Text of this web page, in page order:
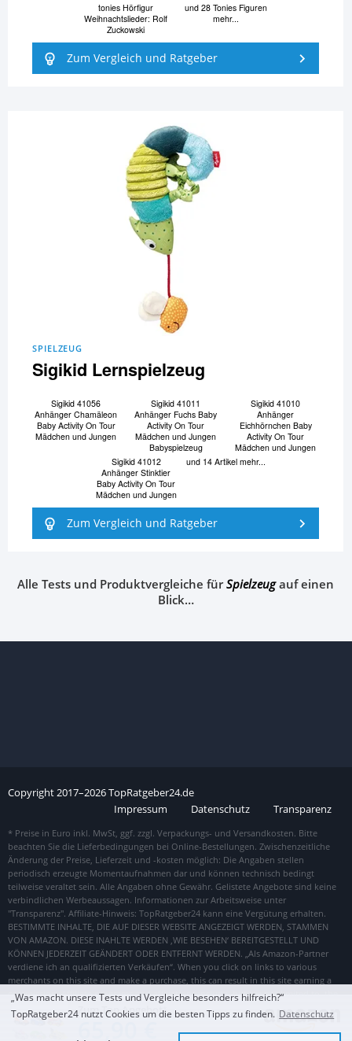
Zum Top Angebot
tonies Hörfigur
Weihnachtslieder: Rolf
Zuckowski
und 28 Tonies Figuren
mehr...
Zum Vergleich und Ratgeber
SPIELZEUG
Sigikid Lernspielzeug
Sigikid 41056
Anhänger Chamäleon
Baby Activity On Tour
Mädchen und Jungen
Sigikid 41011
Anhänger Fuchs Baby
Activity On Tour
Mädchen und Jungen
Babyspielzeug
Sigikid 41010
Anhänger
Eichhörnchen Baby
Activity On Tour
Mädchen und Jungen
Sigikid 41012
Anhänger Stinktier
Baby Activity On Tour
Mädchen und Jungen
und 14 Artikel mehr...
Zum Vergleich und Ratgeber
Alle Tests und Produktvergleiche fürSpielzeugauf einen
Blick…
Copyright2017–2026TopRatgeber24.de
Impressum
Datenschutz Transparenz
„Was macht unsere Tests und Vergleiche besonders hilfreich?“
TopRatgeber24 nutzt Cookies um die besten Tipps zu finden. Datenschutz